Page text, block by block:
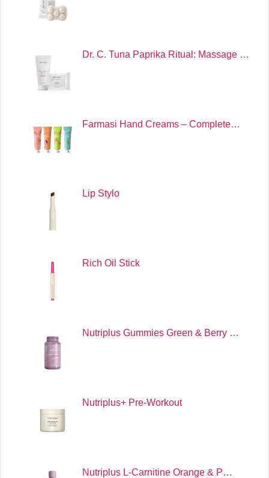
Dr. C. Tuna Paprika Ritual: Massage …
Farmasi Hand Creams – Complete…
Lip Stylo
Rich Oil Stick
Nutriplus Gummies Green & Berry …
Nutriplus+ Pre-Workout
Nutriplus L-Carnitine Orange & P…